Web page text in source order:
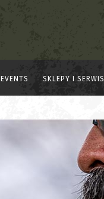
EVENTS SKLEPY I SERWIS